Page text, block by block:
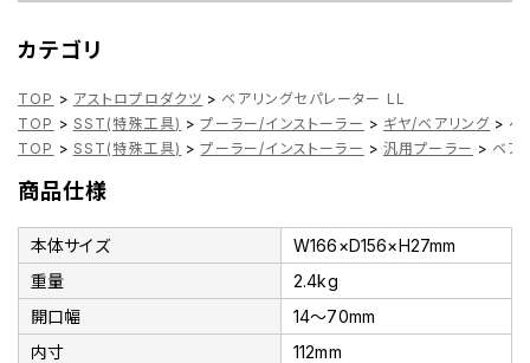
カテゴリ
TOP > アストロプロダクツ > ベアリングセパレーター LL
TOP > SST(特殊工具) > プーラー/インストーラー > ギヤ/ベアリング > ベ
TOP > SST(特殊工具) > プーラー/インストーラー > 汎用プーラー > ベア
商品仕様
本体サイズ
W166×D156×H27mm
重量
2.4kg
開口幅
14～70mm
内寸
112mm